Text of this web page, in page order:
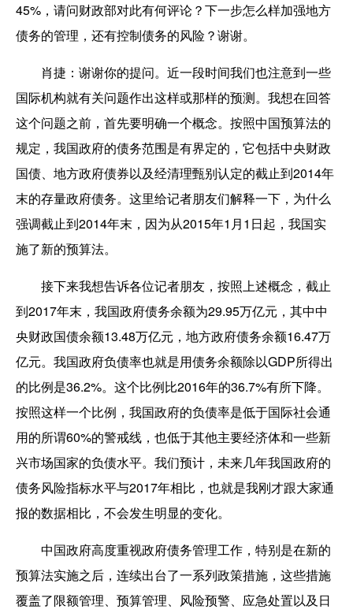
45%，请问财政部对此有何评论？下一步怎么样加强地方
债务的管理，还有控制债务的风险？谢谢。
肖捷： 谢谢你的提问。近一段时间我们也注意到一些
国际机构就有关问题作出这样或那样的预测。我想在回答
这个问题之前，首先要明确一个概念。按照中国预算法的
规定，我国政府的债务范围是有界定的，它包括中央财政
国债、地方政府债券以及经清理甄别认定的截止到2014年
末的存量政府债务。这里给记者朋友们解释一下，为什么
强调截止到2014年末，因为从2015年1月1日起，我国实
施了新的预算法。
接下来我想告诉各位记者朋友，按照上述概念，截止
到2017年末，我国政府债务余额为29.95万亿元，其中中
央财政国债余额13.48万亿元，地方政府债务余额16.47万
亿元。我国政府负债率也就是用债务余额除以GDP所得出
的比例是36.2%。这个比例比2016年的36.7%有所下降。
按照这样一个比例，我国政府的负债率是低于国际社会通
用的所谓60%的警戒线，也低于其他主要经济体和一些新
兴市场国家的负债水平。我们预计，未来几年我国政府的
债务风险指标水平与2017年相比，也就是我刚才跟大家通
报的数据相比，不会发生明显的变化。
中国政府高度重视政府债务管理工作，特别是在新的
预算法实施之后，连续出台了一系列政策措施，这些措施
覆盖了限额管理、预算管理、风险预警、应急处置以及日